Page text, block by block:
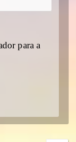
para a